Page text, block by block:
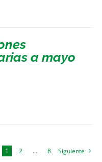
a mayo
1 2 … 8 Siguiente